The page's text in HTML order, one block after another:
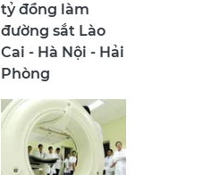
tỷ đồng làm
đường sắt Lào
Cai - Hà Nội - Hải
Phòng